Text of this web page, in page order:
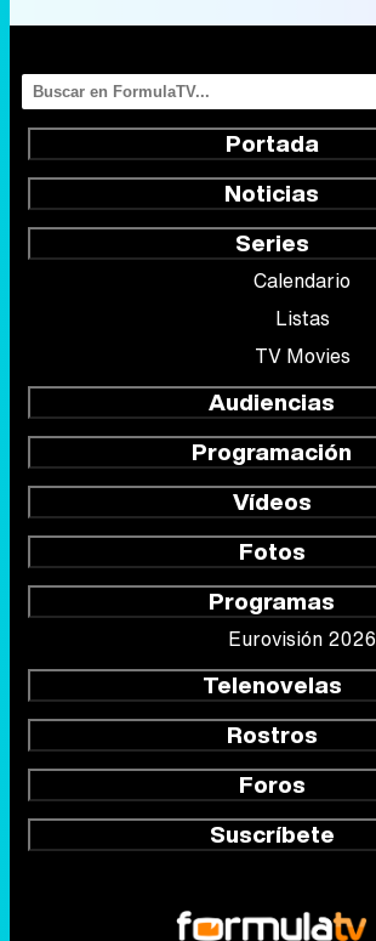
Portada
Noticias
Series
Calendario
Listas
TV Movies
Audiencias
Programación
Vídeos
Fotos
Programas
Eurovisión 2026
Telenovelas
Rostros
Foros
Suscríbete